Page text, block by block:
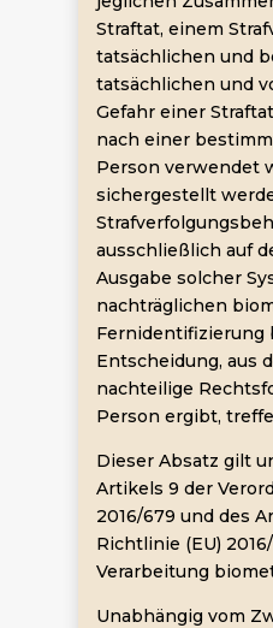
Straftat, einem
tatsächlichen und
tatsächlichen und
Gefahr einer
nach einer
Person verwendet
sichergestellt
ausschließlich auf
Ausgabe solcher
nachträglichen
Fernidentifizierung
Entscheidung, aus
nachteilige
Person ergibt,
Dieser Absatz gilt
Artikels 9 der
2016/679 und des
Richtlinie (EU)
Verarbeitung
Unabhängig vom